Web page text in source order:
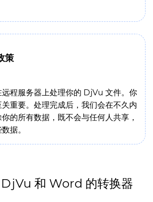
策
程服务器上处理你的 DjVu 文件。你
重要。处理完成后，我们会在不久内
的所有数据，既不会与任何人共享，
据。
DjVu 和 Word 的转换器